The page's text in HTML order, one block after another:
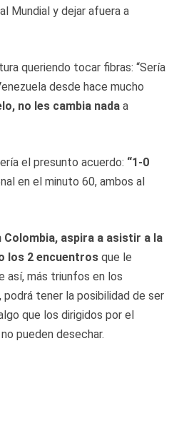
Mundial y dejar afuera a
queriendo tocar fibras: “Sería
desde hace mucho
no les cambia nada a
el presunto acuerdo: “1-0
en el minuto 60, ambos al
Colombia, aspira a asistir a la
los 2 encuentros que le
así, más triunfos en los
tener la posibilidad de ser
que los dirigidos por el
pueden desechar.